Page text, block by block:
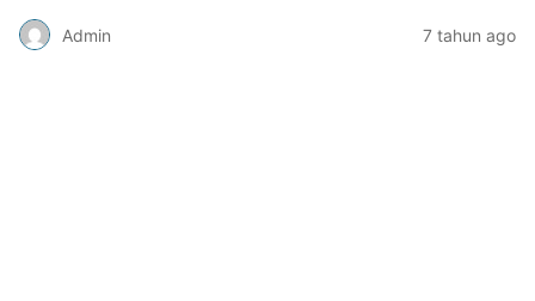
Admin 7 tahun ago